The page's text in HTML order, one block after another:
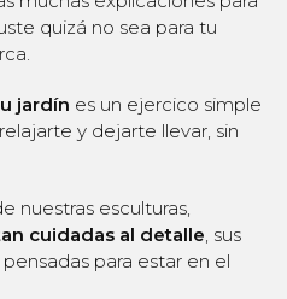
quizá no sea para tu
jardín es un ejercico simple
y dejarte llevar, sin
nuestras esculturas,
cuidadas al detalle, sus
para estar en el